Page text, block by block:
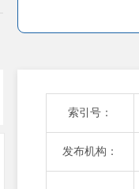
索引号：
发布机构：